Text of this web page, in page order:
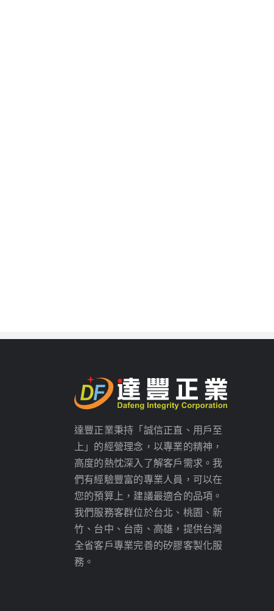
達豐正業秉持「誠信正直、用戶至
上」的經營理念，以專業的精神，
高度的熱忱深入了解客戶需求。我
們有經驗豐富的專業人員，可以在
您的預算上，建議最適合的品項。
我們服務客群位於台北、桃園、新
竹、台中、台南、高雄，提供台灣
全省客戶專業完善的矽膠客製化服
務。